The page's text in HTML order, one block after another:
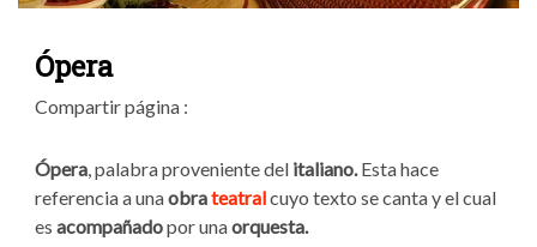
Ópera
Compartir página :
Ópera, palabra proveniente del italiano.Esta hace
referencia a unaobrateatralcuyo texto se canta y el cual
es acompañadopor unaorquesta.